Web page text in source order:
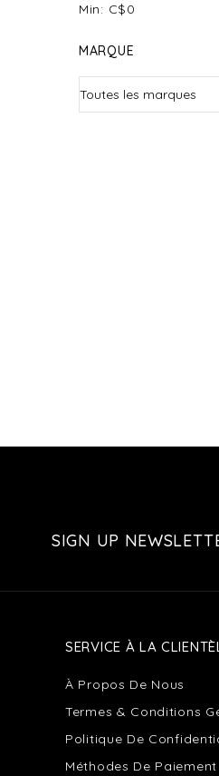
Min: C$0
MARQUE
SIGN UP
SERVICE À LA
À Propos De Nous
Termes & Conditions
Politique De
Méthodes De Paiement